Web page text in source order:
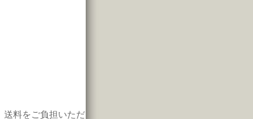
送料をご負担いただ